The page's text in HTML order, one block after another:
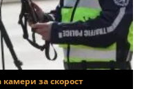
за скорост